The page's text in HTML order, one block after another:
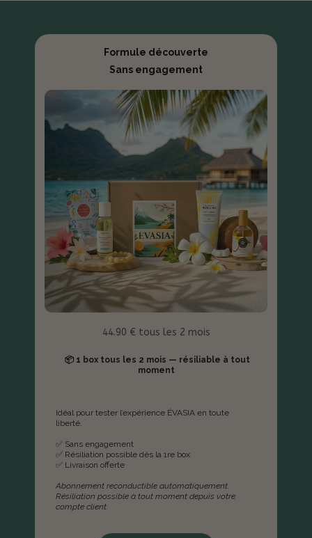
Formule découverte
Sans engagement
44.90 € tous les 2 mois
📦 1 box tous les 2 mois — résiliable à tout
moment
Idéal pour tester l’expérience ÉVASIA en toute
liberté.
✅ Sans engagement
✅ Résiliation possible dès la 1re box
✅ Livraison offerte
Abonnement reconductible automatiquement.
Résiliation possible à tout moment depuis votre
compte client.